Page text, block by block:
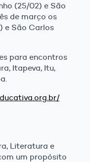
(25/02) e São
de março os
e São Carlos
para encontros
Itapeva, Itu,
Literatura e
um propósito